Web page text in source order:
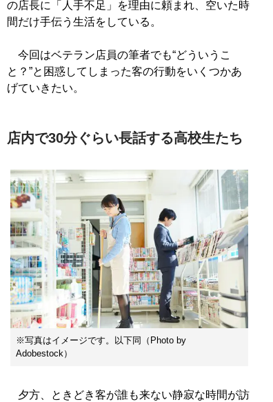
の店長に「人手不足」を理由に頼まれ、空いた時
間だけ手伝う生活をしている。
今回はベテラン店員の筆者でも“どういうこ
と？”と困惑してしまった客の行動をいくつかあ
げていきたい。
店内で30分ぐらい長話する高校生たち
※写真はイメージです。以下同（Photo by
Adobestock）
夕方、ときどき客が誰も来ない静寂な時間が訪